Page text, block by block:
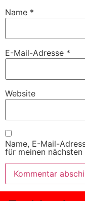
Name *
E-Mail-Adresse *
Website
Name, E-Mail-
für meinen